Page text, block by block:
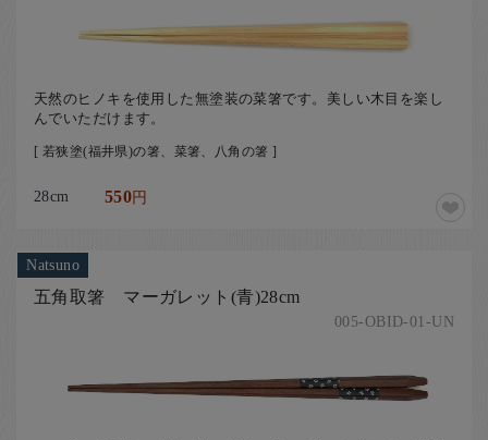
天然のヒノキを使用した無塗装の菜箸です。美しい木目を楽し
んでいただけます。
[ 若狭塗(福井県)の箸、菜箸、八角の箸 ]
28cm 550円
Natsuno
五角取箸 マーガレット(青)28cm
005-OBID-01-UN